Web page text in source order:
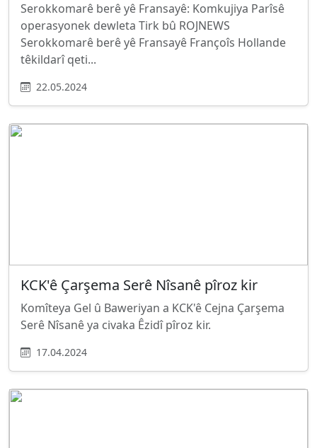
Serokkomarê berê yê Fransayê: Komkujiya Parîsê
operasyonek dewleta Tirk bû ROJNEWS
Serokkomarê berê yê Fransayê Françoîs Hollande
têkildarî qeti...
22.05.2024
KCK'ê Çarşema Serê Nîsanê pîroz kir
Komîteya Gel û Baweriyan a KCK'ê Cejna Çarşema
Serê Nîsanê ya civaka Êzidî pîroz kir.
17.04.2024